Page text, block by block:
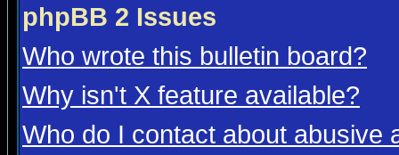
phpBB 2 Issues
Who wrote this bulletin board?
Why isn't X feature available?
Who do I contact about abusive